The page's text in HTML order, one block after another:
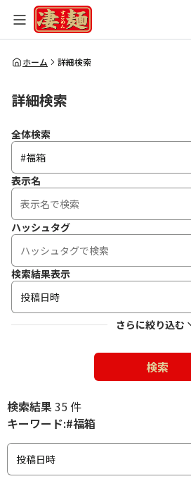
全体検索
ホーム 詳細検索
詳細検索
全体検索
表示名
ハッシュタグ
検索結果表示
投稿日時
さらに絞り込む
検索
検索結果35 件
キーワード:#福箱
投稿日時